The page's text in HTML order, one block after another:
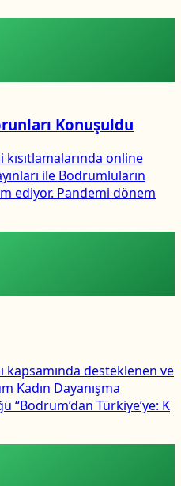
Konuşuldu
online
ile Bodrumluların
ediyor. Pandemi dönem
kapsamında desteklenen ve
Kadın Dayanışma
Türkiye’ye: K